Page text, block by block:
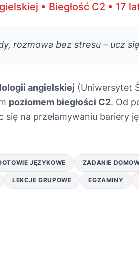
• Biegłość C2 • 17
rozmowa bez stresu – ucz
angielskiej (Uniwersytet
poziomem biegłości C2. Od
się na przełamywaniu
JĘZYKOWE ZADANIE
LEKCJE GRUPOWE EGZAMINY